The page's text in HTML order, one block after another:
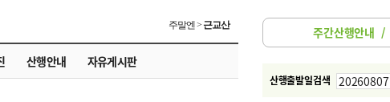
산행안내 자유게시판
주말엔 >근교산 주간산행안내 /
산행출발일검색